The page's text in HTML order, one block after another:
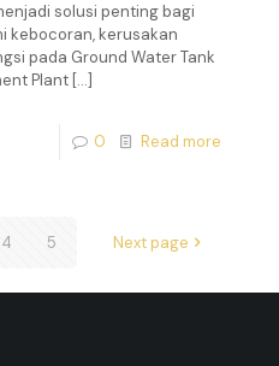
solusi penting bagi
kebocoran, kerusakan
pada Ground Water Tank
Plant […]
0 Read more
4 5 Next page